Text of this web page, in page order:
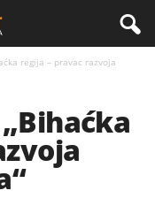
regija – pravac razvoja